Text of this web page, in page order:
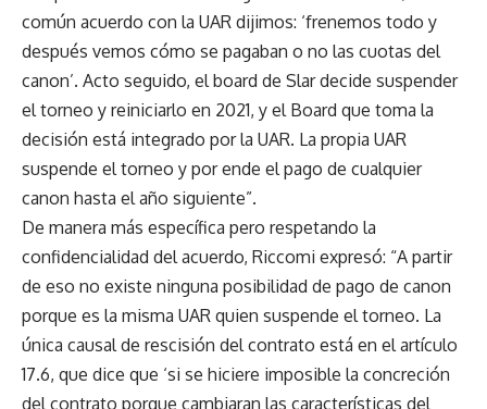
común acuerdo con la UAR dijimos: ‘frenemos todo y
después vemos cómo se pagaban o no las cuotas del
canon’. Acto seguido, el board de Slar decide suspender
el torneo y reiniciarlo en 2021, y el Board que toma la
decisión está integrado por la UAR. La propia UAR
suspende el torneo y por ende el pago de cualquier
canon hasta el año siguiente”.
De manera más específica pero respetando la
confidencialidad del acuerdo, Riccomi expresó: “A partir
de eso no existe ninguna posibilidad de pago de canon
porque es la misma UAR quien suspende el torneo. La
única causal de rescisión del contrato está en el artículo
17.6, que dice que ‘si se hiciere imposible la concreción
del contrato porque cambiaran las características del